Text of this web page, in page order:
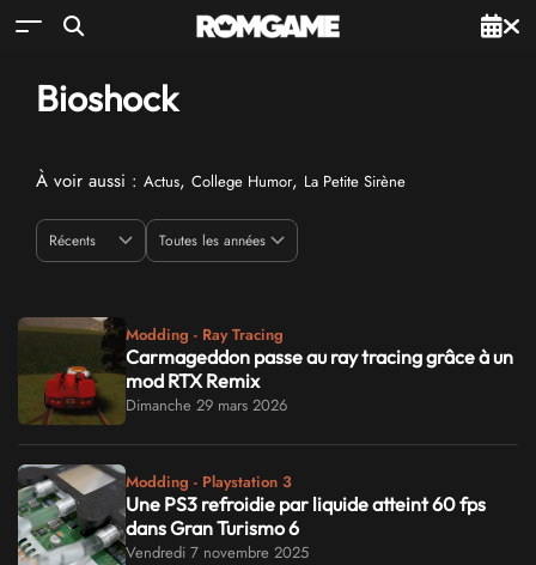
Bioshock
À voir aussi : Actus, College Humor, La Petite Sirène
Modding - Ray Tracing
Carmageddon passe au ray tracing grâce à un
mod RTX Remix
Dimanche 29 mars 2026
Modding - Playstation 3
Une PS3 refroidie par liquide atteint 60 fps
dans Gran Turismo 6
Vendredi 7 novembre 2025